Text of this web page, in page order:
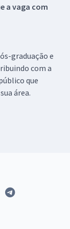
a vaga com
graduação e
com a
que
área.